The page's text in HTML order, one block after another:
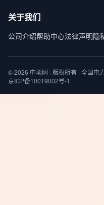
关于我们
公司介绍帮助中心法律声明隐
© 2026 中项网 · 版权所有 · 全国
京ICP备10019002号-1